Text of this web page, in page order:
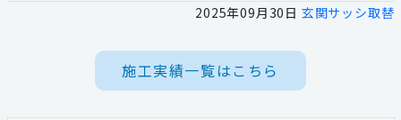
2025年09月30日 玄関サッシ取替
施工実績一覧はこちら